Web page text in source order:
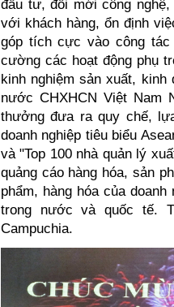
đầu tư, đổi mới công
với khách hàng, ổn định
góp tích cực vào công
cường các hoạt động phụ
kinh nghiệm sản xuất, kinh
nước CHXHCN Việt Nam
thưởng đưa ra quy chế,
doanh nghiệp tiêu biểu
và "Top 100 nhà quản lý
quảng cáo hàng hóa, sản
phẩm, hàng hóa của
trong nước và quốc tế.
Campuchia.